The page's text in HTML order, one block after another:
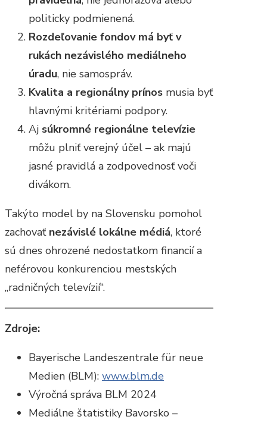
politicky podmienená.
Rozdeľovanie fondov má byť v
rukách nezávislého mediálneho
úradu, nie samospráv.
Kvalita a regionálny prínos musia byť
hlavnými kritériami podpory.
Aj súkromné regionálne televízie
môžu plniť verejný účel – ak majú
jasné pravidlá a zodpovednosť voči
divákom.
Takýto model by na Slovensku pomohol
zachovať nezávislé lokálne médiá, ktoré
sú dnes ohrozené nedostatkom financií a
neférovou konkurenciou mestských
„radničných televízií“.
Zdroje:
Bayerische Landeszentrale für neue
Medien (BLM): www.blm.de
Výročná správa BLM 2024
Mediálne štatistiky Bavorsko –